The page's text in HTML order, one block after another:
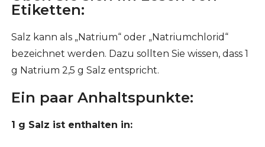
Etiketten:
Salz kann als „Natrium“ oder „Natriumchlorid“
bezeichnet werden. Dazu sollten Sie wissen, dass 1
g Natrium 2,5 g Salz entspricht.
Ein paar Anhaltspunkte:
1 g Salz ist enthalten in: